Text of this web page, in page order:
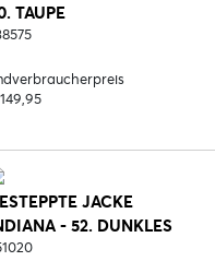
TAUPE
JACKE
- 52. DUNKLES